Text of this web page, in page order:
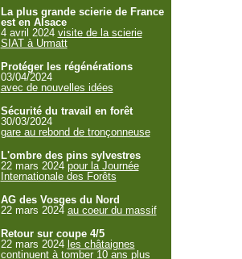
La plus grande scierie de France
est en Alsace
4 avril 2024 visite de la scierie
SIAT à Urmatt
Protéger les régénérations
03/04/2024
avec de nouvelles idées
Sécurité du travail en forêt
30/03/2024
gare au rebond de tronçonneuse
L'ombre des pins sylvestres
22 mars 2024 pour la Journée
Internationale des Forêts
AG des Vosges du Nord
22 mars 2024 au coeur du massif
Retour sur coupe 4/5
22 mars 2024 les châtaignes
continuent à tomber 10 ans plus